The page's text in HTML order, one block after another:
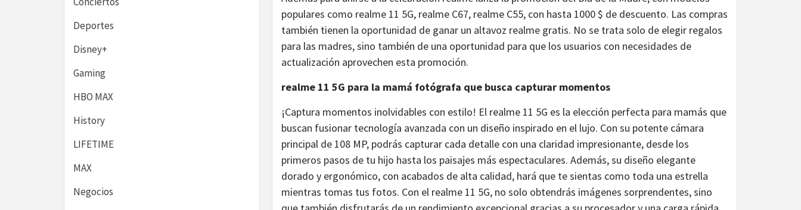
populares como realme 11 5G, realme C67, realme C55, con hasta 1000 $ de descuento. Las compras
también tienen la oportunidad de ganar un altavoz realme gratis. No se trata solo de elegir regalos
para las madres, sino también de una oportunidad para que los usuarios con necesidades de
actualización aprovechen esta promoción.
realme 11 5G para la mamá fotógrafa que busca capturar momentos
¡Captura momentos inolvidables con estilo! El realme 11 5G es la elección perfecta para mamás que
buscan fusionar tecnología avanzada con un diseño inspirado en el lujo. Con su potente cámara
principal de 108 MP, podrás capturar cada detalle con una claridad impresionante, desde los
primeros pasos de tu hijo hasta los paisajes más espectaculares. Además, su diseño elegante
dorado y ergonómico, con acabados de alta calidad, hará que te sientas como toda una estrella
mientras tomas tus fotos. Con el realme 11 5G, no solo obtendrás imágenes sorprendentes, sino
Deportes
Disney+
Gaming
HBO MAX
History
LIFETIME
MAX
Negocios